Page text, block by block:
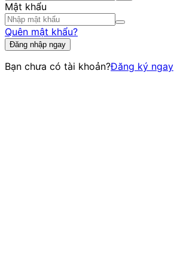
Mật khẩu
Quên mật khẩu?
Đăng nhập ngay
Bạn chưa có tài khoản?Đăng ký ngay